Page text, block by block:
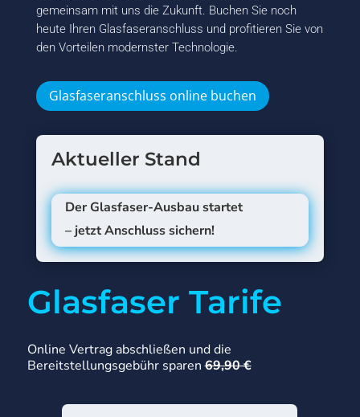
gemeinsam mit uns die Zukunft. Buchen Sie noch
heute Ihren Glasfaseranschluss und profitieren Sie von
den Vorteilen modernster Technologie.
Glasfaseranschluss online buchen
Aktueller Stand
Der Glasfaser-Ausbau startet
– jetzt Anschluss sichern!
Glasfaser Tarife
Online Vertrag abschließen und die
Bereitstellungsgebühr sparen69,90 €